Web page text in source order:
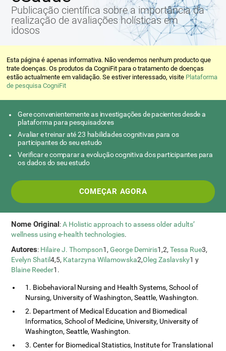
Publicação científica sobre a importância da
realização de avaliações holísticas em
idosos
Esta página é apenas informativa. Não vendemos nenhum producto que
trate doenças. Os produtos da CogniFit para o tratamento de doenças
estão actualmente em validação. Se estiver interessado, visite Plataforma
de pesquisa CogniFit
Gere convenientemente as investigações de pacientes desde a
plataforma para pesquisadores
Avaliar e treinar até 23 habilidades cognitivas para os
participantes do seu estudo
Verificar e comparar a evolução cognitiva dos participantes para
os dados do seu estudo
COMEÇAR AGORA
Nome Original:A Holistic approach to assess older adults’
wellness using e-health technologies.
Autores: Hilaire J. Thompson1,George Demiris1,2,Tessa Rue3,
Evelyn Shatil4,5, Katarzyna Wilamowska2,Oleg Zaslavsky1 y
Blaine Reeder1.
1. Biobehavioral Nursing and Health Systems, School of
Nursing, University of Washington, Seattle, Washington.
2. Department of Medical Education and Biomedical
Informatics, School of Medicine, University, University of
Washington, Seattle, Washington.
3. Center for Biomedical Statistics, Institute for Translational